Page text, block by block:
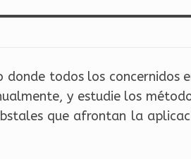
donde todos los concernidos
y estudie los
que afrontan la